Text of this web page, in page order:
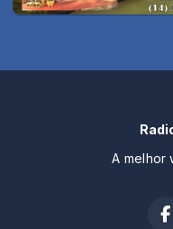
A melhor